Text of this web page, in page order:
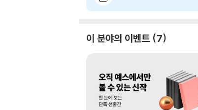
이 분야의 이벤트 7